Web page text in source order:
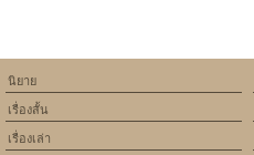
นิยาย
เรื่องสั้น
เรื่องเล่า